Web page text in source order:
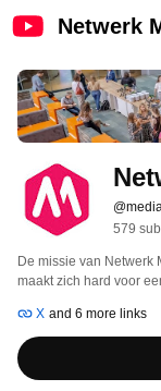
Netwerk
579
De missie van Netwerk
maakt zich hard voor
gemakkelijker en
media een steeds
X and 6 more links